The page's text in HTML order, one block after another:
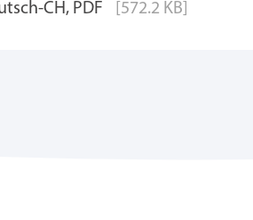
CH, PDF
[572.2 KB]